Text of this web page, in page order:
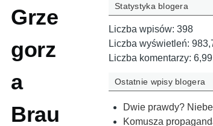
Grze
gorz
a
Brau
Statystyka blogera
Liczba wpisów: 398
Liczba wyświetleń:
Liczba komentarzy:
Ostatnie wpisy blogera
Dwie prawdy?
Komusza